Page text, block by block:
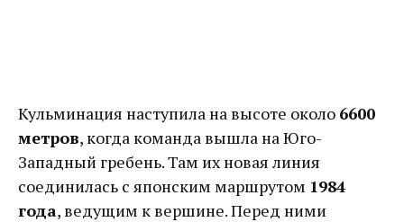
Кульминация наступила на высоте около 6600
метров, когда команда вышла на Юго-
Западный гребень. Там их новая линия
соединилась с японским маршрутом 1984
года, ведущим к вершине. Перед ними